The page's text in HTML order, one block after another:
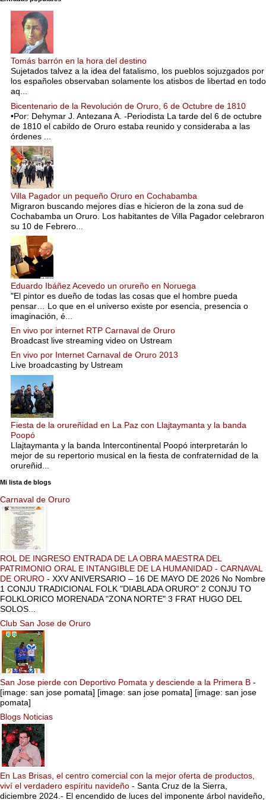
Tomás barrón en la hora del destino
Sujetados talvez a la idea del fatalismo, los pueblos sojuzgados por
los españoles observaban solamente los atisbos de libertad en todo
aq...
Bicentenario de la Revolución de Oruro, 6 de Octubre de 1810
•Por: Dehymar J. Antezana A. -Periodista La tarde del 6 de octubre
de 1810 el cabildo de Oruro estaba reunido y consideraba a las
órdenes ...
Villa Pagador un pequeño Oruro en Cochabamba
Migraron buscando mejores días e hicieron de la zona sud de
Cochabamba un Oruro. Los habitantes de Villa Pagador celebraron
su 10 de Febrero...
Eduardo Ibáñez Acevedo un orureño en Noruega
"El pintor es dueño de todas las cosas que el hombre pueda
pensar… Lo que en el universo existe por esencia, presencia o
imaginación, é...
En vivo por internet RTP Carnaval de Oruro
Broadcast live streaming video on Ustream
En vivo por Internet Carnaval de Oruro 2013
Live broadcasting by Ustream
Fiesta de la orureñidad en La Paz con Llajtaymanta y la banda
Poopó
Llajtaymanta y la banda Intercontinental Poopó interpretarán lo
mejor de su repertorio musical en la fiesta de confraternidad de la
orureñid...
Mi lista de blogs
Carnaval de Oruro
ROL DE INGRESO ENTRADA DE LA OBRA MAESTRA DEL
PATRIMONIO ORAL E INTANGIBLE DE LA HUMANIDAD - CARNAVAL
DE ORURO - XXV ANIVERSARIO – 16 DE MAYO DE 2026 No Nombre
1 CONJU TRADICIONAL FOLK "DIABLADA ORURO" 2 CONJU TO
FOLKLORICO MORENADA "ZONA NORTE" 3 FRAT HUGO DEL
SOLOS...
Club San Jose de Oruro
San Jose pierde con Deportivo Pomata y desciende a la Primera B -
[image: san jose pomata] [image: san jose pomata] [image: san jose
pomata]
Blogs Noticias
En Las Brisas, el centro comercial con la mejor oferta de productos,
viví el verdadero espíritu navideño - Santa Cruz de la Sierra,
diciembre 2024.- El encendido de luces del imponente árbol navideño,